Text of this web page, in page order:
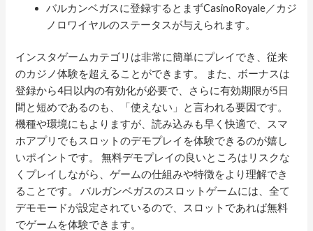
バルカンベガスに登録するとまずCasinoRoyale／カジ
ノロワイヤルのステータスが与えられます。
インスタゲームカテゴリは非常に簡単にプレイでき、従来
のカジノ体験を超えることができます。 また、ボーナスは
登録から4日以内の有効化が必要で、さらに有効期限が5日
間と短めであるのも、「使えない」と言われる要因です。
機種や環境にもよりますが、読み込みも早く快適で、スマ
ホアプリでもスロットのデモプレイを体験できるのが嬉し
いポイントです。 無料デモプレイの良いところはリスクな
くプレイしながら、ゲームの仕組みや特徴をより理解でき
ることです。 バルガンベガスのスロットゲームには、全て
デモモードが設定されているので、スロットであれば無料
でゲームを体験できます。